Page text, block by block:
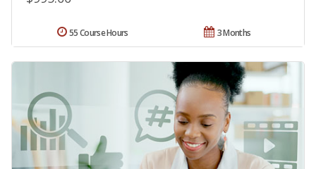
3 Months
55 Course Hours